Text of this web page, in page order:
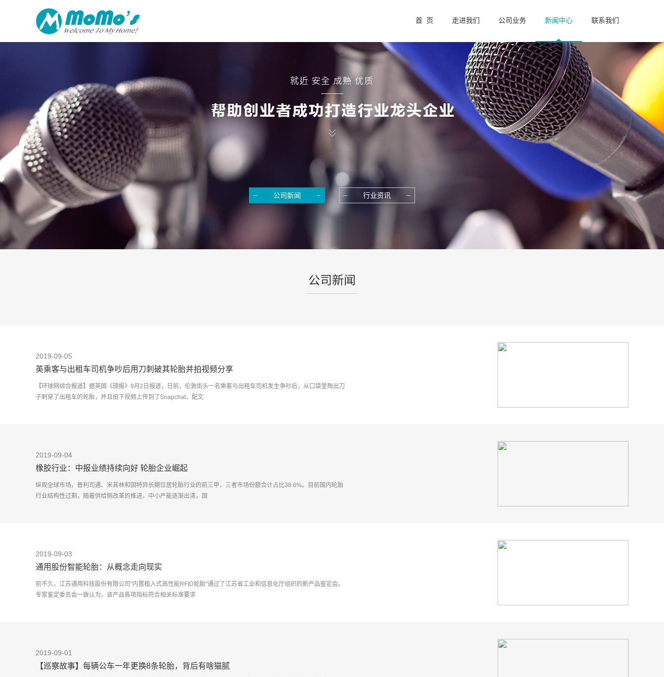
首 页 走进我们 公司业务 新闻中心 联系我们
公司新闻 行业资讯
公司新闻
2019-09-05
英乘客与出租车司机争吵后用刀刺破其轮胎并拍视频分享
【环球网综合报道】据英国《镜报》9月2日报道，日前，伦敦街头一名乘客与出租车司机发生争吵后，从口袋里掏出刀
子刺穿了出租车的轮胎，并且拍下视频上传到了Snapchat，配文
2019-09-04
橡胶行业：中报业绩持续向好 轮胎企业崛起
纵观全球市场，普利司通、米其林和固特异长期位居轮胎行业的前三甲，三者市场份额合计占比38.6%。目前国内轮胎
行业结构性过剩，随着供给侧改革的推进，中小产能逐渐出清，国
2019-09-03
通用股份智能轮胎：从概念走向现实
前不久，江苏通用科技股份有限公司"内置植入式高性能RFID轮胎"通过了江苏省工业和信息化厅组织的新产品鉴定会。
专家鉴定委员会一致认为，该产品各项指标符合相关标准要求
2019-09-01
【巡察故事】每辆公车一年更换8条轮胎，背后有啥猫腻